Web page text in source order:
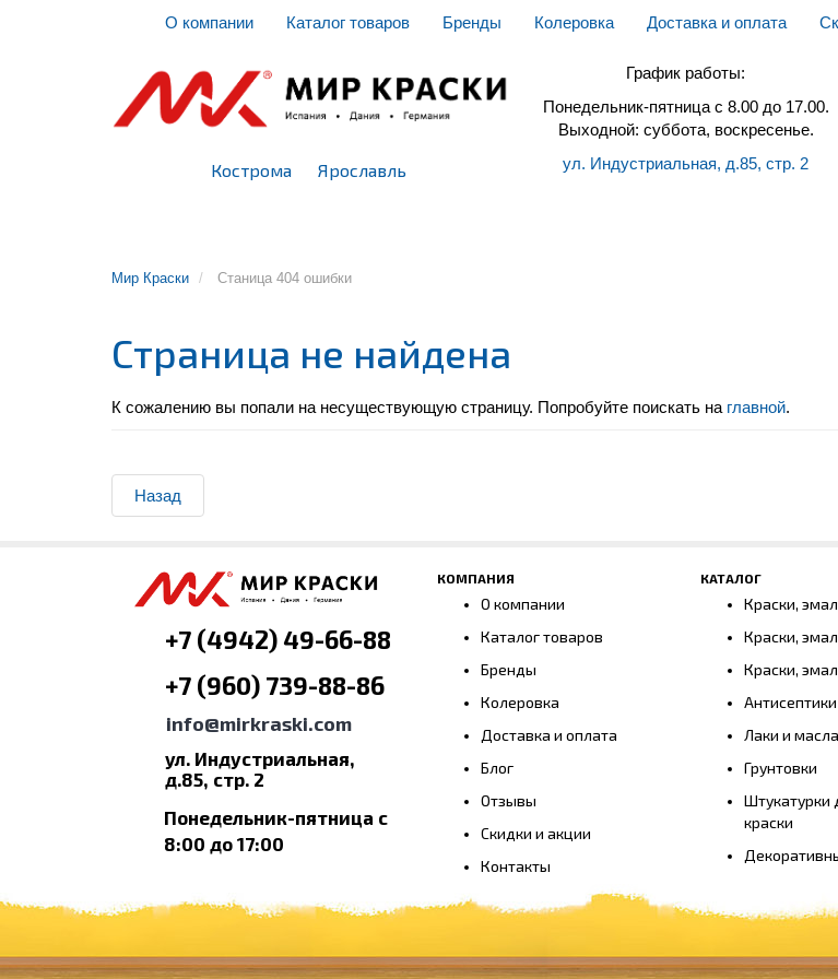
О компании Каталог товаров Бренды Колеровка Доставка и оплата
Кострома Ярославль
График работы:
Понедельник-пятница с 8.00 до 17.00.
Выходной: суббота, воскресенье.
ул. Индустриальная, д.85, стр. 2
Мир Краски Станица 404 ошибки
Страница не найдена
К сожалению вы попали на несуществующую страницу. Попробуйте поискать на главной.
Назад
+7 (4942) 49-66-88
+7 (960) 739-88-86
info@mirkraski.com
ул. Индустриальная,
д.85, стр. 2
Понедельник-пятница с
8:00 до 17:00
КОМПАНИЯ
О компании
Каталог товаров
Бренды
Колеровка
Доставка и оплата
Блог
Отзывы
Скидки и акции
Контакты
КАТАЛОГ
Краски,
Краски,
Краски,
Лаки и масла
Грунтовки
Штукатурки
краски